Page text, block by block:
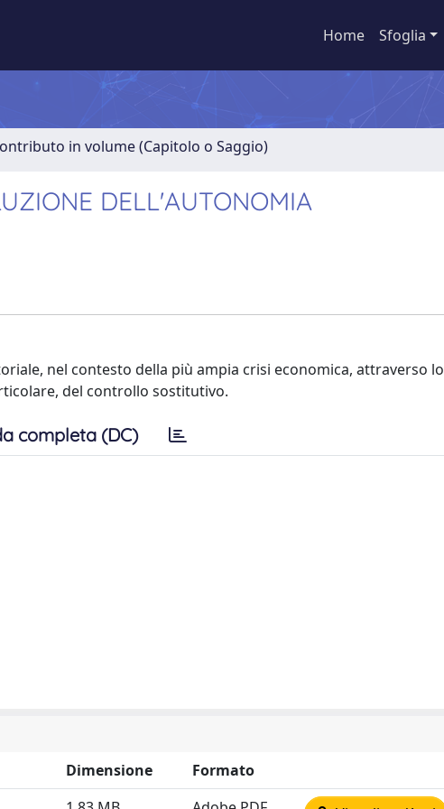
Home Sfoglia
in volume (Capitolo o Saggio)
DELL'AUTONOMIA
nel contesto della più ampia crisi economica, attraverso lo
del controllo sostitutivo.
completa (DC)
Dimensione
Formato